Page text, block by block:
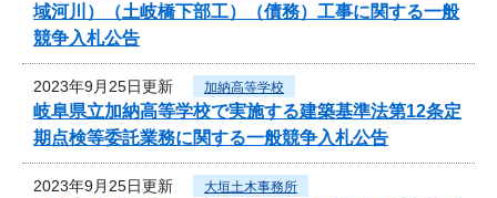
域河川）（土岐橋下部工）（債務）工事に関する一般
競争入札公告
2023年9月25日更新 加納高等学校
岐阜県立加納高等学校で実施する建築基準法第12条定
期点検等委託業務に関する一般競争入札公告
2023年9月25日更新 大垣土木事務所